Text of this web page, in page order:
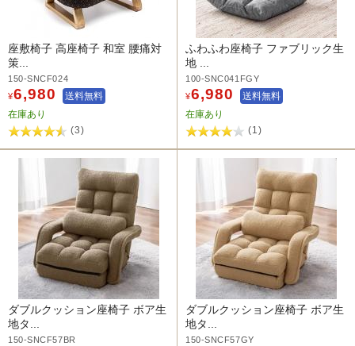
座敷椅子 高座椅子 和室 腰痛対
策...
150-SNCF024
¥6,980
送料無料
在庫あり
(3)
ふわふわ座椅子 ファブリック生
地 ...
100-SNC041FGY
¥6,980
送料無料
在庫あり
(1)
ダブルクッション座椅子 ボア生
地タ...
150-SNCF57BR
ダブルクッション座椅子 ボア生
地タ...
150-SNCF57GY